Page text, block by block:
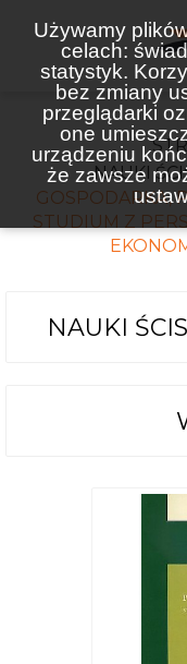
Używamy
celach:
statystyk.
bez zmiany
przeglądarki
one
urządzeniu
że zawsze
NAUKI
GOSPODARKA,
STUDIUM Z
NAUKI